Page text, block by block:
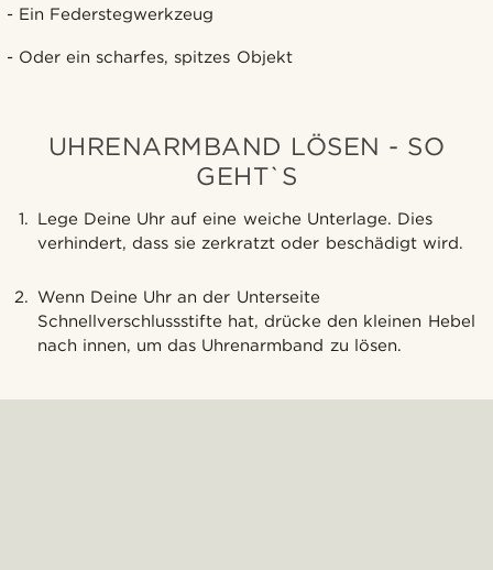
- Ein Federstegwerkzeug
- Oder ein scharfes, spitzes Objekt
UHRENARMBAND LÖSEN - SO
GEHT`S
Lege Deine Uhr auf eine weiche Unterlage. Dies
verhindert, dass sie zerkratzt oder beschädigt wird.
Wenn Deine Uhr an der Unterseite
Schnellverschlussstifte hat, drücke den kleinen Hebel
nach innen, um das Uhrenarmband zu lösen.